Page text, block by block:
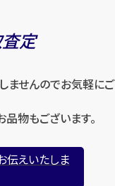
・ウィンストン
ラガモ
ディ
イトリング
ベ
ジン
定
ませんのでお気軽にご
物もございます。
伝えいたしま